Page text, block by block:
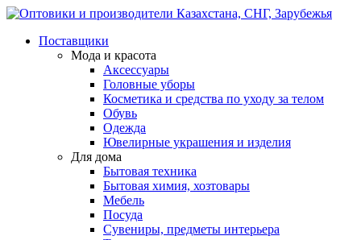
Поставщики
Мода и красота
Аксессуары
Головные уборы
Косметика и средства по уходу за телом
Обувь
Одежда
Ювелирные украшения и изделия
Для дома
Бытовая техника
Бытовая химия, хозтовары
Мебель
Посуда
Сувениры, предметы интерьера